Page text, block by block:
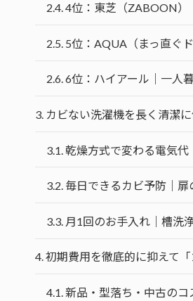
2.4.4位：東芝（ZABOON）
2.5. 5位：AQUA（まっ直ぐ
2.6.6位：ハイアール｜一人
3. カビない洗濯機を長く清潔
3.1. 乾燥方式で変わる電気
3.2. 毎日できるカビ予防｜
3.3. 月1回のお手入れ｜槽洗
4.初期費用を徹底的に抑えて
4.1.新品・型落ち・中古の